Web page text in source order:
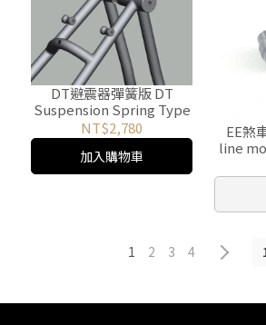
DT避震器彈簧版 DT
Suspension Spring Type
NT$2,780
加入購物車
EE煞車
line
1 2 3 4